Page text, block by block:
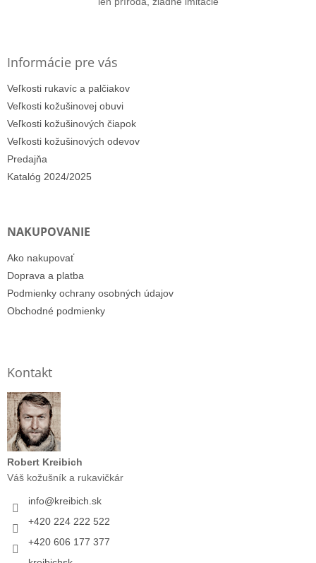
Informácie pre vás
Veľkosti rukavíc a palčiakov
Veľkosti kožušinovej obuvi
Veľkosti kožušinových čiapok
Veľkosti kožušinových odevov
Predajňa
Katalóg 2024/2025
NAKUPOVANIE
Ako nakupovať
Doprava a platba
Podmienky ochrany osobných údajov
Obchodné podmienky
Kontakt
Robert Kreibich
Váš kožušník a rukavičkár
info@kreibich.sk
+420 224 222 522
+420 606 177 377